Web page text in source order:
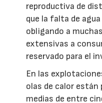
reproductiva de
que la falta de
obligando a
extensivas a
reservado para el
En las
olas de calor están
medias de entre